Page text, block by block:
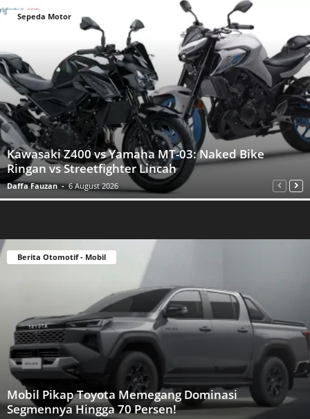
Sepeda Motor
Kawasaki Z400 vs Yamaha MT-03: Naked Bike
Ringan vs Streetfighter Lincah
Daffa Fauzan - 6 August 2026
Berita Otomotif - Mobil
Mobil Pikap Toyota Memegang Dominasi
Segmennya Hingga 70 Persen!